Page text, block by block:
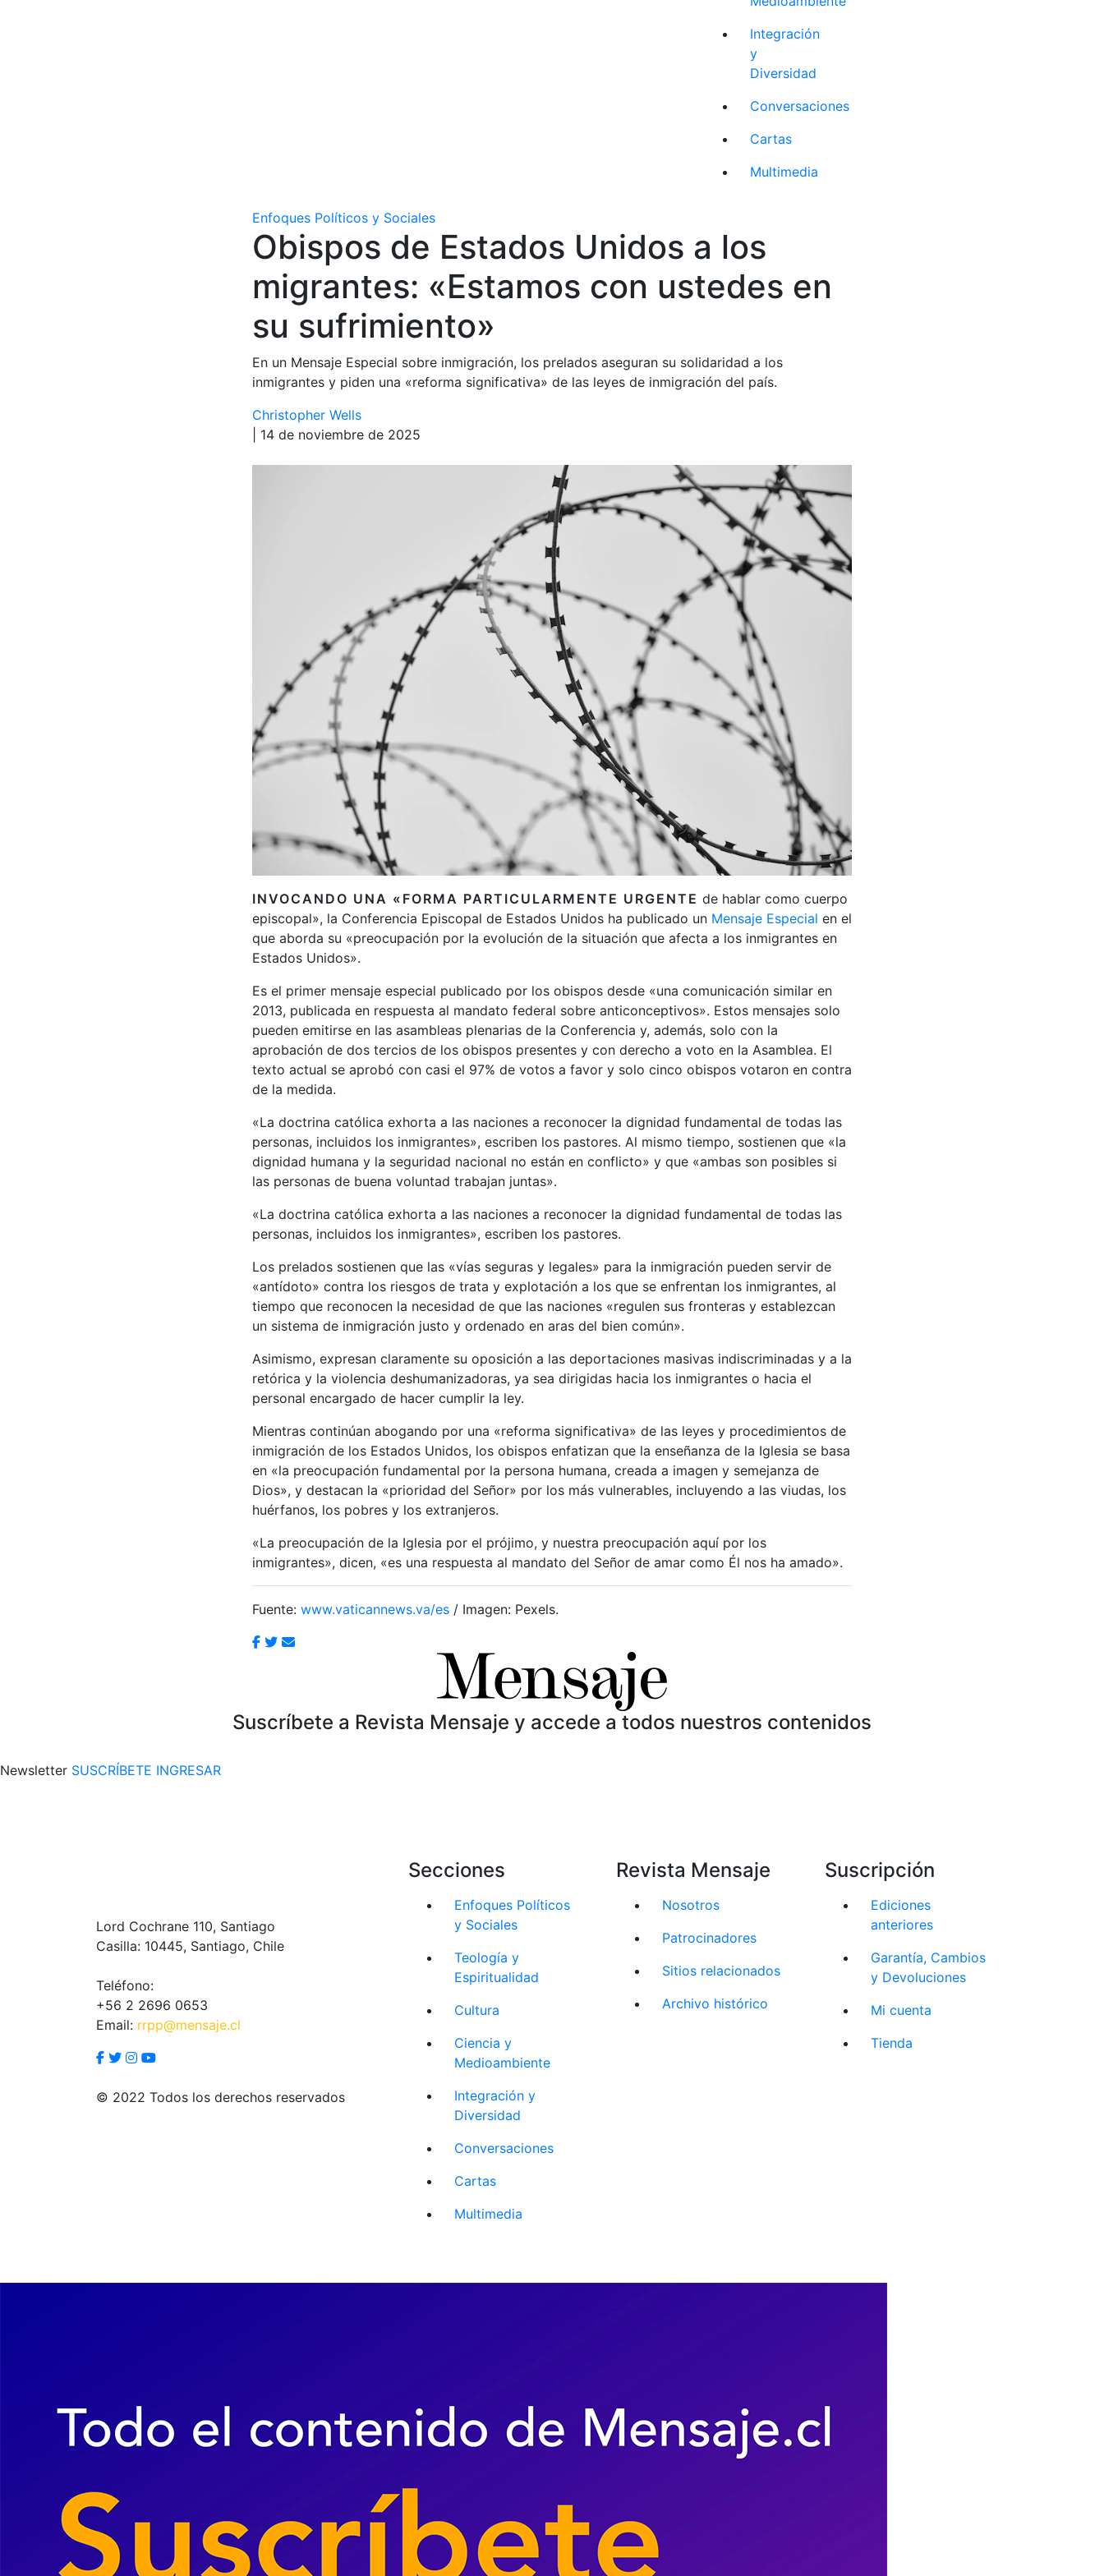
Integración
y
Diversidad
Conversaciones
Cartas
Multimedia
Enfoques Políticos y Sociales
Obispos de Estados Unidos a los
migrantes: «Estamos con ustedes en
su sufrimiento»
En un Mensaje Especial sobre inmigración, los prelados aseguran su solidaridad a los
inmigrantes y piden una «reforma significativa» de las leyes de inmigración del país.
Christopher Wells
| 14 de noviembre de 2025
INVOCANDO UNA «FORMA PARTICULARMENTE URGENTE de hablar como cuerpo
episcopal», la Conferencia Episcopal de Estados Unidos ha publicado un Mensaje Especial en el
que aborda su «preocupación por la evolución de la situación que afecta a los inmigrantes en
Estados Unidos».
Es el primer mensaje especial publicado por los obispos desde «una comunicación similar en
2013, publicada en respuesta al mandato federal sobre anticonceptivos». Estos mensajes solo
pueden emitirse en las asambleas plenarias de la Conferencia y, además, solo con la
aprobación de dos tercios de los obispos presentes y con derecho a voto en la Asamblea. El
texto actual se aprobó con casi el 97% de votos a favor y solo cinco obispos votaron en contra
de la medida.
«La doctrina católica exhorta a las naciones a reconocer la dignidad fundamental de todas las
personas, incluidos los inmigrantes», escriben los pastores. Al mismo tiempo, sostienen que «la
dignidad humana y la seguridad nacional no están en conflicto» y que «ambas son posibles si
las personas de buena voluntad trabajan juntas».
«La doctrina católica exhorta a las naciones a reconocer la dignidad fundamental de todas las
personas, incluidos los inmigrantes», escriben los pastores.
Los prelados sostienen que las «vías seguras y legales» para la inmigración pueden servir de
«antídoto» contra los riesgos de trata y explotación a los que se enfrentan los inmigrantes, al
tiempo que reconocen la necesidad de que las naciones «regulen sus fronteras y establezcan
un sistema de inmigración justo y ordenado en aras del bien común».
Asimismo, expresan claramente su oposición a las deportaciones masivas indiscriminadas y a la
retórica y la violencia deshumanizadoras, ya sea dirigidas hacia los inmigrantes o hacia el
personal encargado de hacer cumplir la ley.
Mientras continúan abogando por una «reforma significativa» de las leyes y procedimientos de
inmigración de los Estados Unidos, los obispos enfatizan que la enseñanza de la Iglesia se basa
en «la preocupación fundamental por la persona humana, creada a imagen y semejanza de
Dios», y destacan la «prioridad del Señor» por los más vulnerables, incluyendo a las viudas, los
huérfanos, los pobres y los extranjeros.
«La preocupación de la Iglesia por el prójimo, y nuestra preocupación aquí por los
inmigrantes», dicen, «es una respuesta al mandato del Señor de amar como Él nos ha amado».
Fuente: www.vaticannews.va/es / Imagen: Pexels.
Suscríbete a Revista Mensaje y accede a todos nuestros contenidos
Newsletter SUSCRÍBETE INGRESAR
Lord Cochrane 110, Santiago
Casilla: 10445, Santiago, Chile
Teléfono:
+56 2 2696 0653
Email: rrpp@mensaje.cl
© 2022 Todos los derechos reservados
Secciones
Enfoques Políticos
y Sociales
Teología y
Espiritualidad
Cultura
Ciencia y
Medioambiente
Integración y
Diversidad
Conversaciones
Cartas
Multimedia
Revista Mensaje
Nosotros
Patrocinadores
Sitios relacionados
Archivo histórico
Suscripción
Ediciones
anteriores
Garantía, Cambios
y Devoluciones
Mi cuenta
Tienda